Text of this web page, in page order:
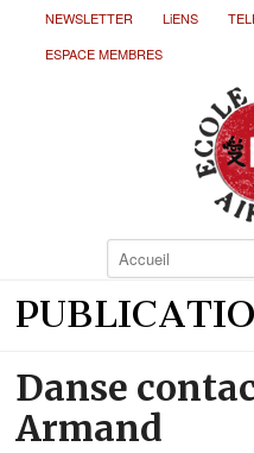
NEWSLETTER LiENS
ESPACE MEMBRES
Danse
Armand